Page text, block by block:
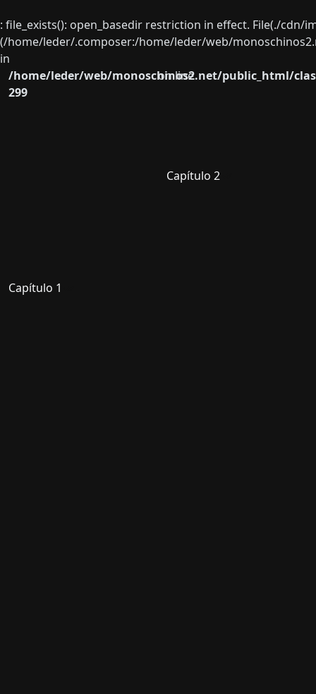
: file_exists(): open_basedir restriction in effect. File(./
(/home/leder/.composer:/home/leder/web/
in
/home/leder/web/monoschinos2.net/public_html/
on line
299
Capítulo 2
Capítulo 1